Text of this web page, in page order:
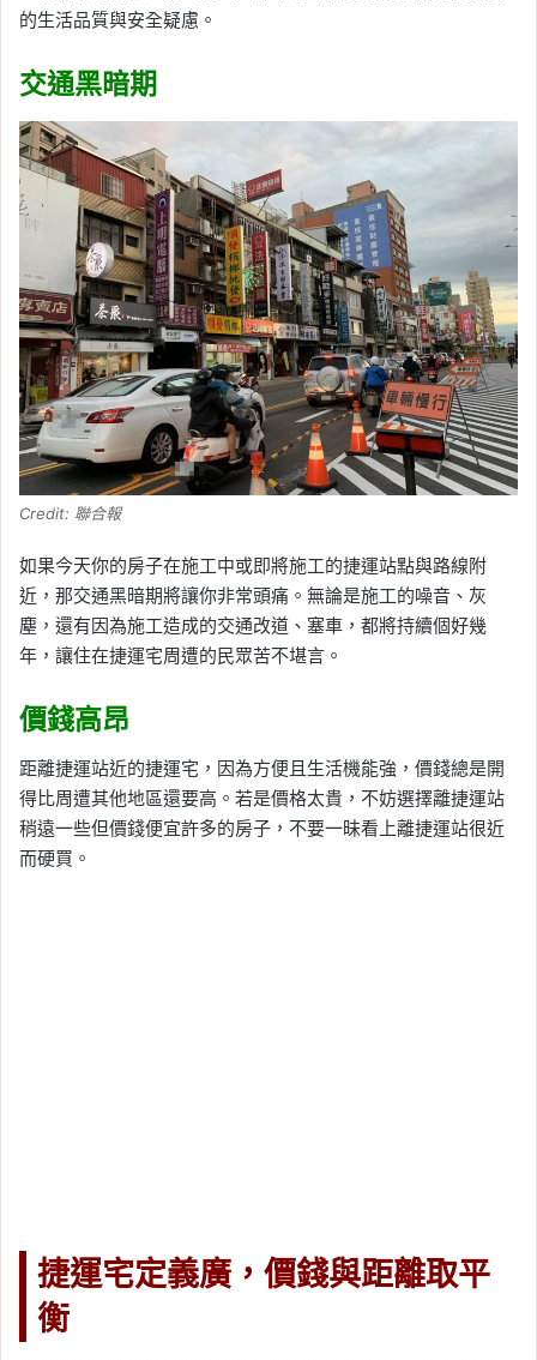
的生活品質與安全疑慮。
交通黑暗期
Credit: 聯合報
如果今天你的房子在施工中或即將施工的捷運站點與路線附
近，那交通黑暗期將讓你非常頭痛。無論是施工的噪音、灰
塵，還有因為施工造成的交通改道、塞車，都將持續個好幾
年，讓住在捷運宅周遭的民眾苦不堪言。
價錢高昂
距離捷運站近的捷運宅，因為方便且生活機能強，價錢總是開
得比周遭其他地區還要高。若是價格太貴，不妨選擇離捷運站
稍遠一些但價錢便宜許多的房子，不要一昧看上離捷運站很近
而硬買。
捷運宅定義廣，價錢與距離取平
衡